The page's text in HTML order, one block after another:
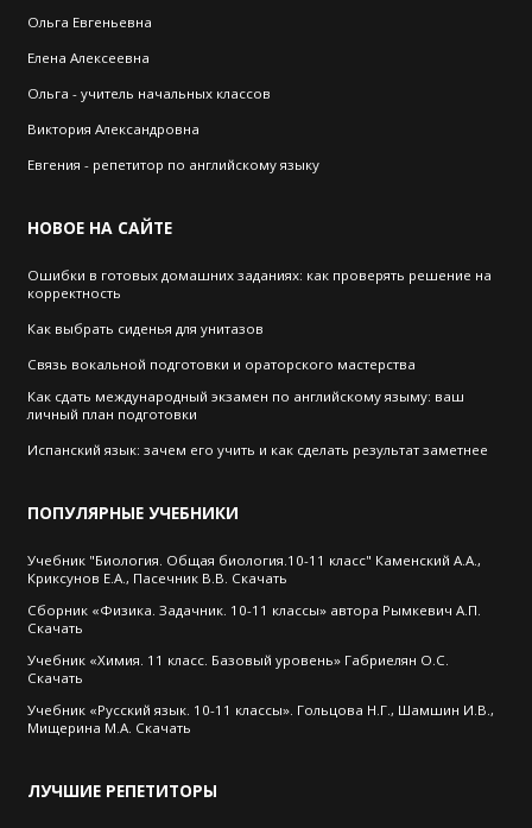
Ольга Евгеньевна
Елена Алексеевна
Ольга - учитель начальных классов
Виктория Александровна
Евгения - репетитор по английскому языку
НОВОЕ НА САЙТЕ
Ошибки в готовых домашних заданиях: как проверять решение на
корректность
Как выбрать cиденья для унитазов
Связь вокальной подготовки и ораторского мастерства
Как сдать международный экзамен по английскому языму: ваш
личный план подготовки
Испанский язык: зачем его учить и как сделать результат заметнее
ПОПУЛЯРНЫЕ УЧЕБНИКИ
Учебник "Биология. Общая биология.10-11 класс" Каменский А.А.,
Криксунов Е.А., Пасечник В.В. Скачать
Сборник «Физика. Задачник. 10-11 классы» автора Рымкевич А.П.
Скачать
Учебник «Химия. 11 класс. Базовый уровень» Габриелян О.С.
Скачать
Учебник «Русский язык. 10-11 классы». Гольцова Н.Г., Шамшин И.В.,
Мищерина М.А. Скачать
ЛУЧШИЕ РЕПЕТИТОРЫ